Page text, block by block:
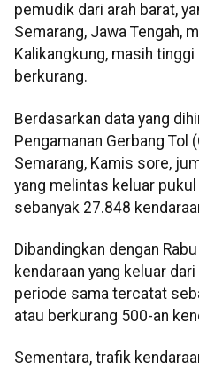
pemudik dari arah barat,
Semarang, Jawa Tengah,
Kalikangkung, masih
berkurang.
Berdasarkan data yang
Pengamanan Gerbang Tol
Semarang, Kamis sore,
yang melintas keluar
sebanyak 27.848
Dibandingkan dengan
kendaraan yang keluar
periode sama tercatat
atau berkurang 500-an
Sementara, trafik